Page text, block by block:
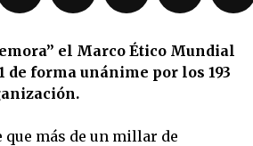
el Marco Ético Mundial
forma unánime por los 193
más de un millar de